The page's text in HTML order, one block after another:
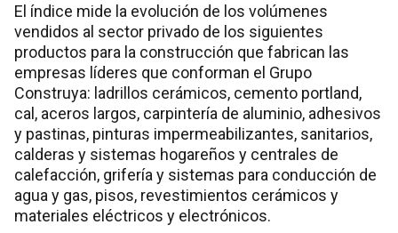
El índice mide la evolución de los volúmenes
vendidos al sector privado de los siguientes
productos para la construcción que fabrican las
empresas líderes que conforman el Grupo
Construya: ladrillos cerámicos, cemento portland,
cal, aceros largos, carpintería de aluminio, adhesivos
y pastinas, pinturas impermeabilizantes, sanitarios,
calderas y sistemas hogareños y centrales de
calefacción, grifería y sistemas para conducción de
agua y gas, pisos, revestimientos cerámicos y
materiales eléctricos y electrónicos.